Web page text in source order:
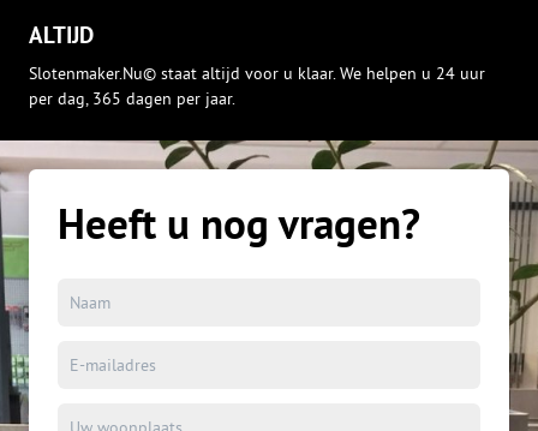
ALTIJD
Slotenmaker.Nu© staat altijd voor u klaar. We helpen u 24 uur
per dag, 365 dagen per jaar.
Heeft u nog vragen?